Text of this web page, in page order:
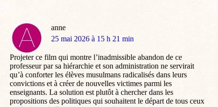
anne
dit
25 mai 2026 à 15 h 21 min
Projeter ce film qui montre l’inadmissible abandon de ce
professeur par sa hiérarchie et son administration ne servirait
qu’à conforter les élèves musulmans radicalisés dans leurs
convictions et à créer de nouvelles victimes parmi les
enseignants. La solution est plutôt à chercher dans les
propositions des politiques qui souhaitent le départ de tous ceux